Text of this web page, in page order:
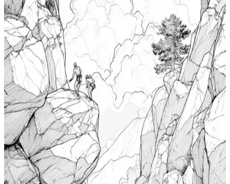
Add to wishlist
Quick view
リラクゼーションぬりえブック、大人の冒険塗り
絵ページ、無料のぬりえページPDF、ウインドサ
ーフィンぬりえ、波に乗るウインドサーフィンア
ートの冒険
$ 0.99
Add to wishlist
Quick view
無料で印刷できる女性向けぬりえ、成人向けホラ
ーキャビンのぬりえ、心を明るくする魅力的なキ
ャビンの風景、 Stress Reliefカラーブック、大人向
けの冒険ぬりえページ
$ 0.99
Add to wishlist
Quick view
ウミウシの驚異 アートな海中の楽しみ、 Stress